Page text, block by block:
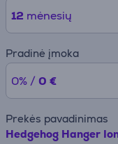
12 mėnesių
Pradinė įmoka
0% / 0 €
Prekės pavadinimas
Hedgehog Hanger